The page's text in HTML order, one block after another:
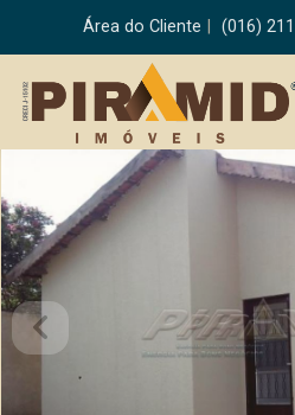
Área do Cliente (016)